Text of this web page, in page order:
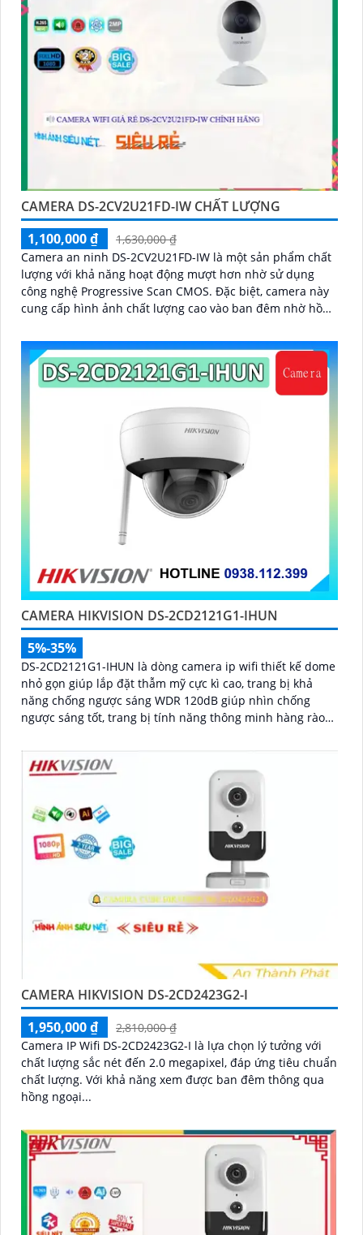
CAMERA DS-2CV2U21FD-IW CHẤT LƯỢNG
1,100,000 ₫
1,630,000 ₫
Camera an ninh DS-2CV2U21FD-IW là một sản phẩm chất
lượng với khả năng hoạt động mượt hơn nhờ sử dụng
công nghệ Progressive Scan CMOS. Đặc biệt, camera này
cung cấp hình ảnh chất lượng cao vào ban đêm nhờ hồng
CAMERA HIKVISION DS-2CD2121G1-IHUN
5%-35%
DS-2CD2121G1-IHUN là dòng camera ip wifi thiết kế dome
nhỏ gọn giúp lắp đặt thẫm mỹ cực kì cao, trang bị khả
năng chống ngược sáng WDR 120dB giúp nhìn chống
ngược sáng tốt, trang bị tính năng thông minh hàng rào
30m
CAMERA HIKVISION DS-2CD2423G2-I
1,950,000 ₫
2,810,000 ₫
Camera IP Wifi DS-2CD2423G2-I là lựa chọn lý tưởng với
chất lượng sắc nét đến 2.0 megapixel, đáp ứng tiêu chuẩn
chất lượng. Với khả năng xem được ban đêm thông qua
hồng ngoại...